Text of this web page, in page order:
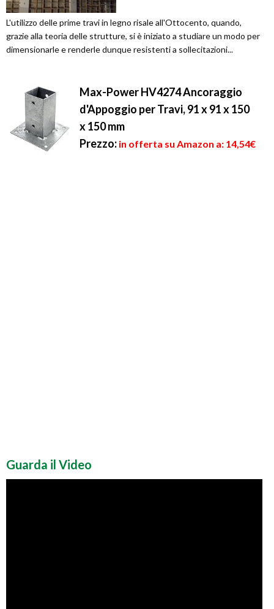
L'utilizzo delle prime travi in legno risale all'Ottocento, quando,
grazie alla teoria delle strutture, si è iniziato a studiare un modo per
dimensionarle e renderle dunque resistenti a sollecitazioni...
Max-Power HV4274 Ancoraggio
d'Appoggio per Travi, 91 x 91 x 150
x 150 mm
Prezzo: in offerta su Amazon a: 14,54€
Guarda il Video